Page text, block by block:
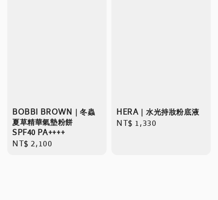
BOBBI BROWN｜冬蟲
夏草精華氣墊粉餅
SPF40 PA++++
Regular
NT$ 2,100
HERA｜水光持妝粉底液
Regular
NT$ 1,330